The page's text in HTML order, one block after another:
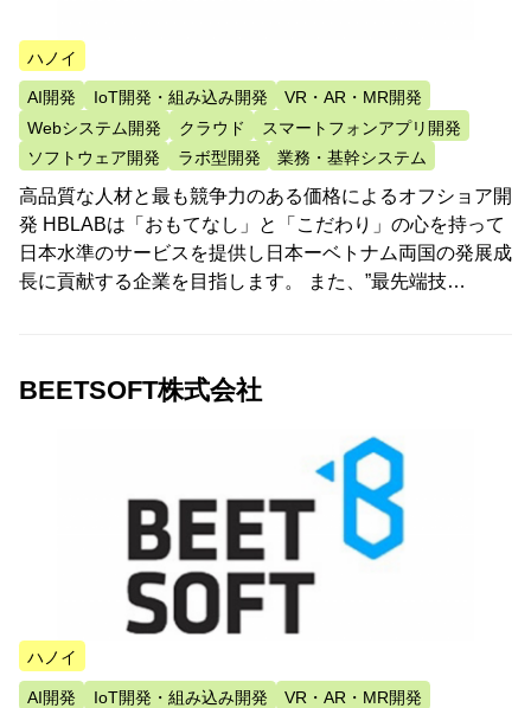
ハノイ
AI開発 IoT開発・組み込み開発
VR・AR・MR開発
Webシステム開発
クラウド
スマートフォンアプリ開発
ソフトウェア開発
ラボ型開発 業務・基幹システム
高品質な人材と最も競争力のある価格によるオフショア開
発 HBLABは「おもてなし」と「こだわり」の心を持って
日本水準のサービスを提供し日本ーベトナム両国の発展成
長に貢献する企業を目指します。 また、”最先端技…
BEETSOFT株式会社
ハノイ
AI開発 IoT開発・組み込み開発
VR・AR・MR開発